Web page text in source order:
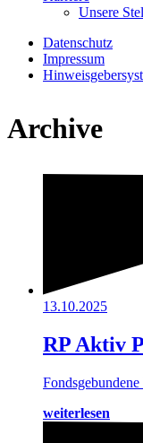
Unsere
Datenschutz
Impressum
Archive
13.10.2025
RP Aktiv
weiterlesen